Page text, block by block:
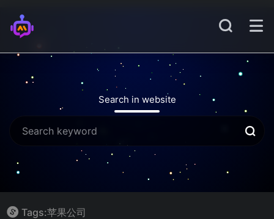
Search in website
Tags:苹果公司